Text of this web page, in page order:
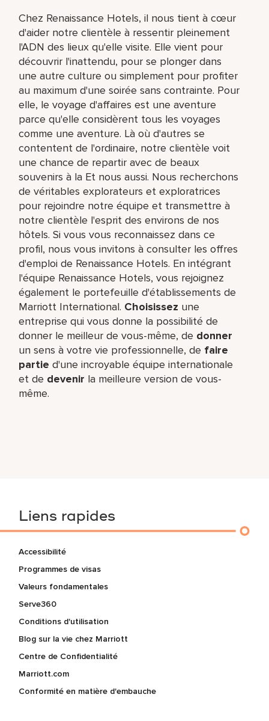
Chez Renaissance Hotels, il nous tient à cœur
d'aider notre clientèle à ressentir pleinement
l'ADN des lieux qu'elle visite. Elle vient pour
découvrir l'inattendu, pour se plonger dans
une autre culture ou simplement pour profiter
au maximum d'une soirée sans contrainte. Pour
elle, le voyage d'affaires est une aventure
parce qu'elle considèrent tous les voyages
comme une aventure. Là où d'autres se
contentent de l'ordinaire, notre clientèle voit
une chance de repartir avec de beaux
souvenirs à la Et nous aussi. Nous recherchons
de véritables explorateurs et exploratrices
pour rejoindre notre équipe et transmettre à
notre clientèle l'esprit des environs de nos
hôtels. Si vous vous reconnaissez dans ce
profil, nous vous invitons à consulter les offres
d'emploi de Renaissance Hotels. En intégrant
l'équipe Renaissance Hotels, vous rejoignez
également le portefeuille d'établissements de
Marriott International. Choisissez une
entreprise qui vous donne la possibilité de
donner le meilleur de vous-même,​ de donner
un sens à votre vie professionnelle, de faire
partie d'une incroyable équipe​ internationale
et de devenir la meilleure version de vous-
même.
Liens rapides
Accessibilité
Programmes de visas
Valeurs fondamentales
Serve360
Conditions d'utilisation
Blog sur la vie chez Marriott
Centre de Confidentialité
Marriott.com
Conformité en matière d'embauche